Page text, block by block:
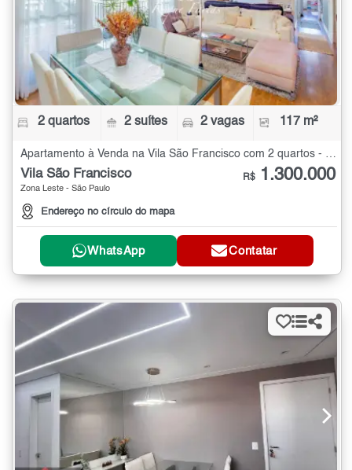
2 quartos 2 suítes 2 vagas 117 m²
Apartamento à Venda na Vila São Francisco com 2 quartos - 117 m²
Vila São Francisco
Zona Leste - São Paulo
Endereço no círculo do mapa
R$ 1.300.000
WhatsApp Contatar